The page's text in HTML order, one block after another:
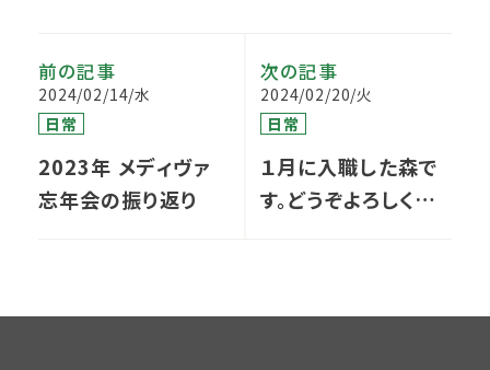
前の記事
2024/02/14/水
日常
2023年 メディヴァ
忘年会の振り返り
次の記事
2024/02/20/火
日常
１月に入職した森で
す。どうぞよろしくお